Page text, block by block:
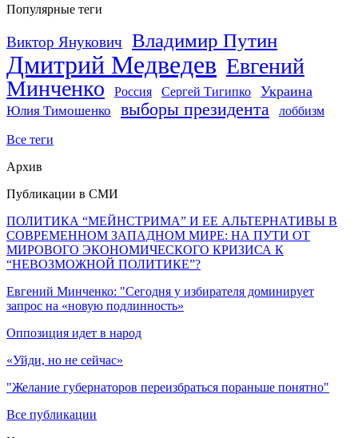
Популярные теги
Виктор Янукович Владимир Путин
Дмитрий Медведев Евгений
Минченко
Россия Сергей Тигипко Украина
Юлия Тимошенко выборы президента лоббизм
Все теги
Архив
Публикации в СМИ
ПОЛИТИКА “МЕЙНСТРИМА” И ЕЕ АЛЬТЕРНАТИВЫ В
СОВРЕМЕННОМ ЗАПАДНОМ МИРЕ: НА ПУТИ ОТ
МИРОВОГО ЭКОНОМИЧЕСКОГО КРИЗИСА К
“НЕВОЗМОЖНОЙ ПОЛИТИКЕ”?
Евгений Минченко: "Сегодня у избирателя доминирует
запрос на «новую подлинность»
Оппозиция идет в народ
«Уйди, но не сейчас»
"Желание губернаторов переизбраться пораньше понятно"
Все публикации